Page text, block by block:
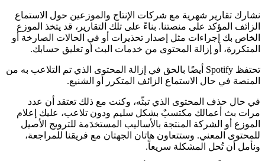
نشارك تقارير شهرية مع شركات الإنتاج والموزعين حول الاستماع
الزائف المؤكد على منصتنا. بناءً على تلك التقارير، قد يتخذ الموزع
الخاص بك إجراءات مثل إصدار تحذيرات أو في الحالات الصارخة أو
المتكررة، أو إزالة المحتوى من خدمات البث أو تعليق حسابك.
تحتفظ Spotify أيضًا بالحق في إزالة المحتوى الذي تم التلاعب به من
المنصة في حال الاستماع الزائف المتكرر أو الشنيع.
في حال حذف المحتوى الذي تبثّه، وكنت مع ذلك تعتقد أن عدد
مرات بث أعمالك مكتسبٌ بشكل سليم ودون تلاعب، عليك إعلام
الموزع أو الشركة المنتجة بالأساليب المستخدَمة للترويج الأصيل
للمحتوى المعني. وستتعاون هاتان الجهتان مع فريقنا للمراجعة،
ونأمل أن تُحل المشكلة سريعاً.